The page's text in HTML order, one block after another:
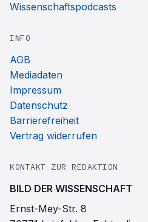
Wissenschaftspodcasts
INFO
AGB
Mediadaten
Impressum
Datenschutz
Barrierefreiheit
Vertrag widerrufen
KONTAKT ZUR REDAKTION
BILD DER WISSENSCHAFT
Ernst-Mey-Str. 8